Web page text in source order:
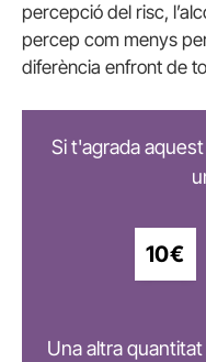
percepció del risc,
percep com menys
diferència enfront de
Si t'agrada
10€
Una altra